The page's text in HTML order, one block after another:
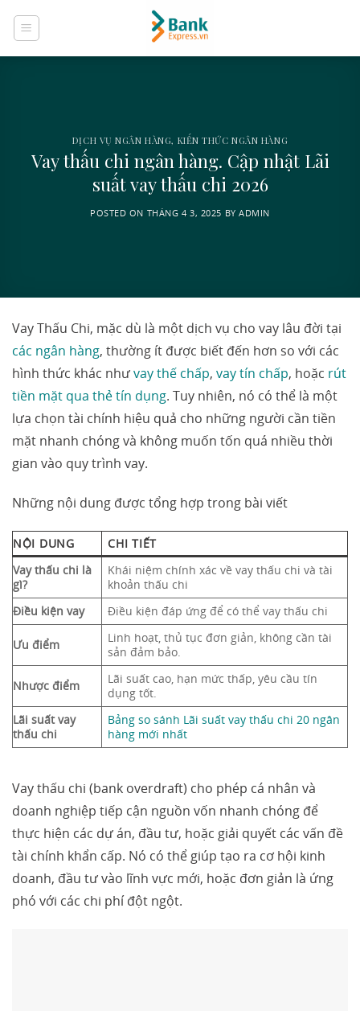
DỊCH VỤ NGÂN HÀNG, KIẾN THỨC NGÂN HÀNG
Vay thấu chi ngân hàng. Cập nhật Lãi
suất vay thấu chi 2026
POSTED ON THÁNG 4 3, 2025 BYADMIN
Vay Thấu Chi, mặc dù là một dịch vụ cho vay lâu đời tại
các ngân hàng, thường ít được biết đến hơn so với các
hình thức khác nhưvay thế chấp, vay tín chấp, hoặc rút
tiền mặt qua thẻ tín dụng. Tuy nhiên, nó có thể là một
lựa chọn tài chính hiệu quả cho những người cần tiền
mặt nhanh chóng và không muốn tốn quá nhiều thời
gian vào quy trình vay.
Những nội dung được tổng hợp trong bài viết
NỘI DUNG
CHI TIẾT
Vay thấu chi là
gì?
Khái niệm chính xác về vay thấu chi và tài
khoản thấu chi
Điều kiện vay
Điều kiện đáp ứng để có thể vay thấu chi
Ưu điểm
Linh hoạt, thủ tục đơn giản, không cần tài
sản đảm bảo.
Nhược điểm
Lãi suất cao, hạn mức thấp, yêu cầu tín
dụng tốt.
Lãi suất vay
thấu chi
Bảng so sánh Lãi suất vay thấu chi 20 ngân
hàng mới nhất
Vay thấu chi (bank overdraft) cho phép cá nhân và
doanh nghiệp tiếp cận nguồn vốn nhanh chóng để
thực hiện các dự án, đầu tư, hoặc giải quyết các vấn đề
tài chính khẩn cấp. Nó có thể giúp tạo ra cơ hội kinh
doanh, đầu tư vào lĩnh vực mới, hoặc đơn giản là ứng
phó với các chi phí đột ngột.